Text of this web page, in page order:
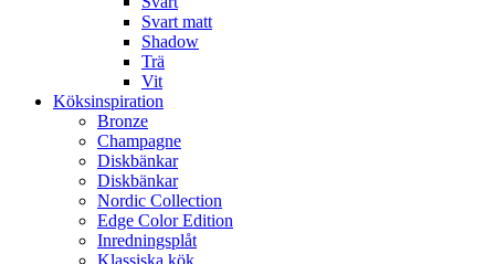
Svart matt
Shadow
Trä
Vit
Köksinspiration
Bronze
Champagne
Diskbänkar
Diskbänkar
Nordic Collection
Edge Color Edition
Inredningsplåt
Klassiska kök